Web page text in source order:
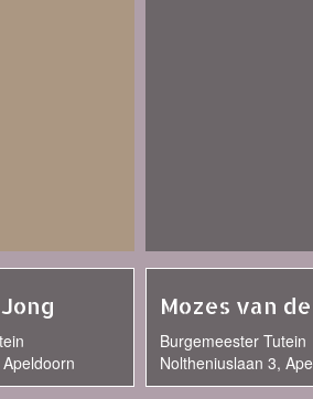
Mozes van
Burgemeester Tutein
Noltheniuslaan 3,